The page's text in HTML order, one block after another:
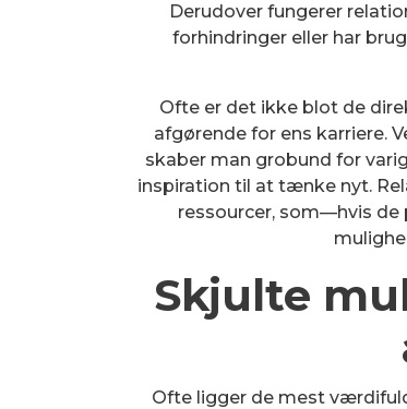
Derudover fungerer
forhindringer eller har
Ofte er det ikke blot de
afgørende for ens karriere.
skaber man grobund for
inspiration til at tænke nyt.
ressourcer, som—hvis
Skjulte
Ofte ligger de mest